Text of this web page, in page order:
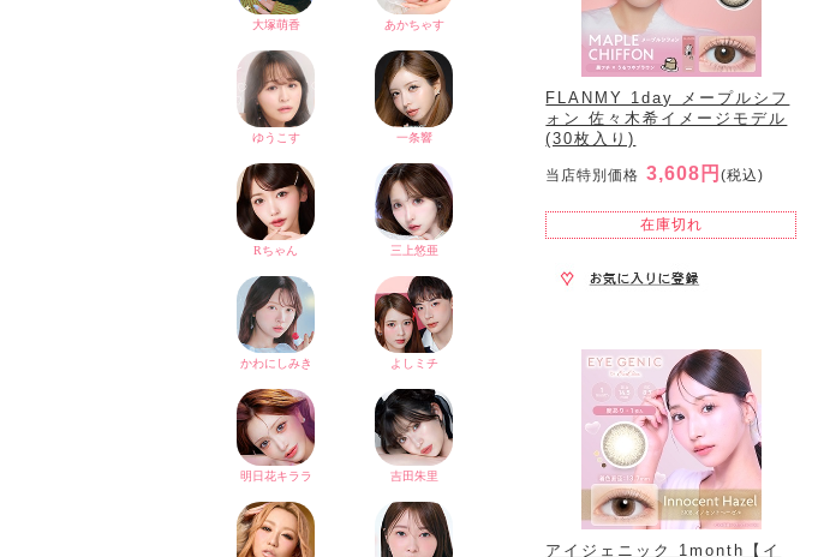
FLANMY 1day メープルシフ
ォン 佐々木希イメージモデル
(30枚入り)
当店特別価格 3,608円(税込)
在庫切れ
アイジェニック 1month【イ